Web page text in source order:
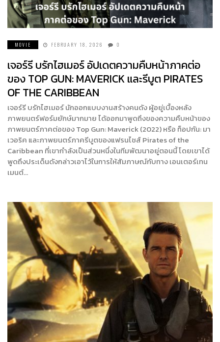
MOVIE FEBRUARY 18, 2026 0
เจอร์รี บรักไฮเมอร์ อัปเดตความคืบหน้าภาคต่อ
ของ TOP GUN: MAVERICK และรีบูต PIRATES
OF THE CARIBBEAN
เจอร์รี บรักไฮเมอร์ นักออกแบบงานสร้างคนดัง ผู้อยู่เบื้องหลัง
ภาพยนตร์ฟอร์มยักษ์มากมาย ได้ออกมาพูดถึงของความคืบหน้าของ
ภาพยนตร์ภาคต่อของ Top Gun: Maverick (2022) หรือ ท็อปกัน: มา
เวอริค และภาพยนตร์ภาครีบูตของแฟรนไชส์ Pirates of the
Caribbean ที่เขากำลังเป็นส่วนหนึ่งในทีมพัฒนาอยู่ตอนนี้ โดยเขาได้
พูดถึงประเด็นดังกล่าวเอาไว้ในการให้สัมภาษณ์กับทาง เอนเตอร์เทน
เมนต์…